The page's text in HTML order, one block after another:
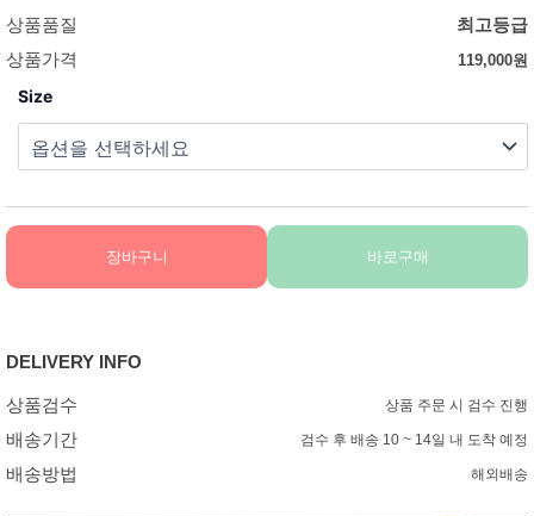
상품품질
최고등급
상품가격
119,000원
Size
장바구니 바로구매
DELIVERY INFO
상품검수 상품 주문 시 검수 진행
배송기간 검수 후 배송 10 ~ 14일 내 도착 예정
배송방법 해외배송